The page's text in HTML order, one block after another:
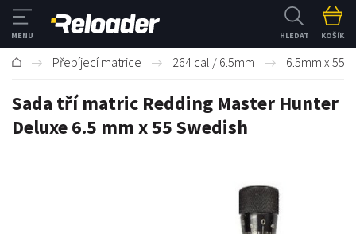
HLEDAT KOŠÍK
Přebíjecí matrice 264 cal / 6.5mm 6.5mm x 55
Sada tří matric Redding Master Hunter
Deluxe 6.5 mm x 55 Swedish